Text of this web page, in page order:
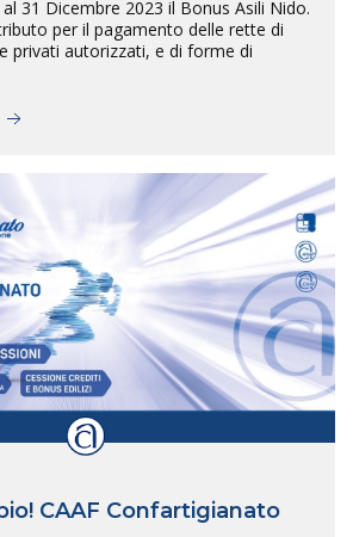
31 Dicembre 2023 il Bonus Asili Nido.
per il pagamento delle rette di
privati autorizzati, e di forme di
CAAF Confartigianato